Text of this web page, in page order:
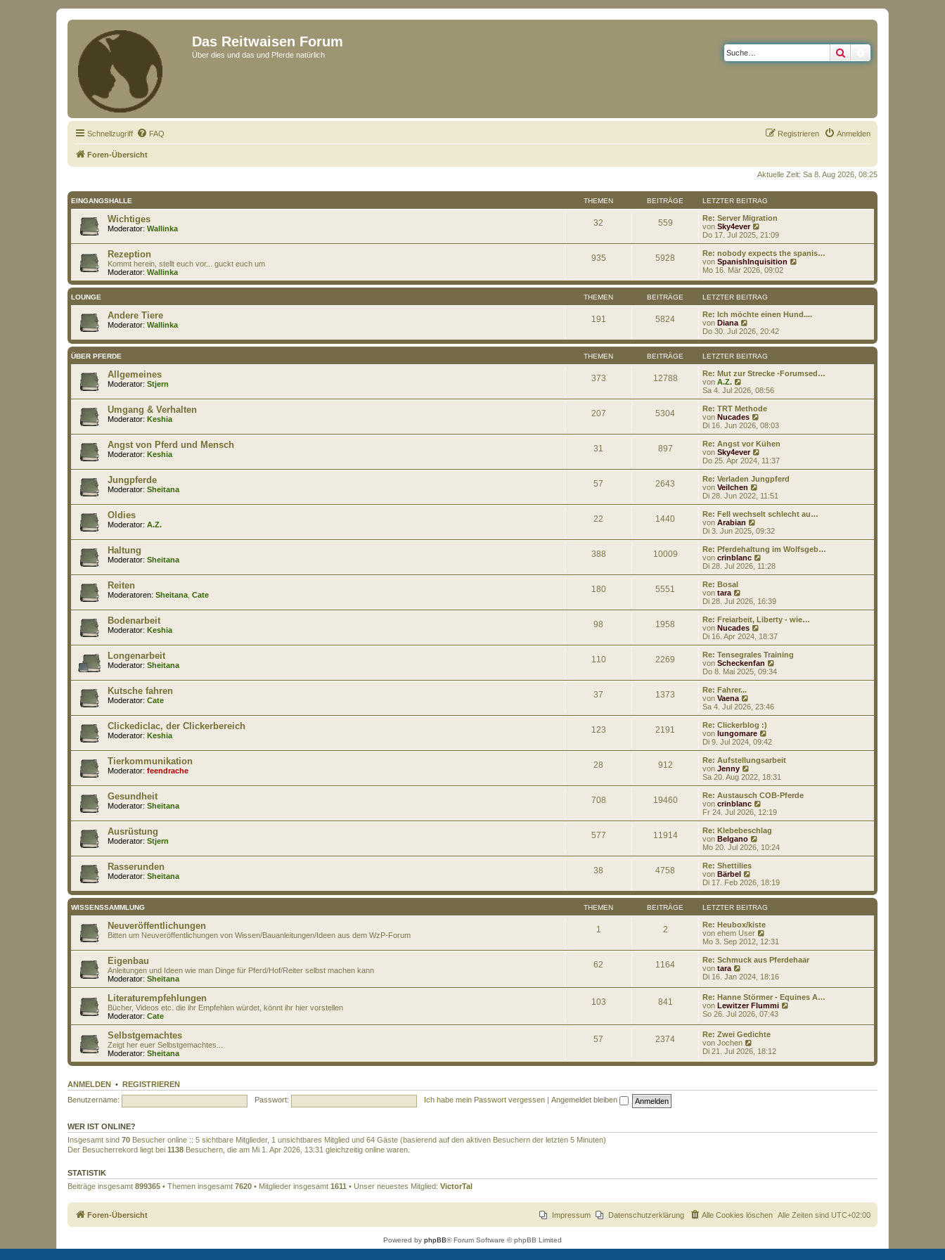
Das Reitwaisen Forum
Über dies und das und Pferde natürlich
Schnellzugriff FAQ Anmelden
Registrieren
Foren-Übersicht
Aktuelle Zeit: Sa 8. Aug 2026, 08:25
EINGANGSHALLE THEMEN BEITRÄGE LETZTER BEITRAG
Wichtiges
Moderator: Wallinka
32 559
Re: Server Migration
von Sky4ever
e
u
e
s
e
r
B
e
t
r
a
g
Do 17. Jul 2025, 21:09
Rezeption
Kommt herein, stellt euch vor... guckt euch um
Moderator: Wallinka
935 5928
Re: nobody expects the spanis…
von SpanishInquisition
e
e
r
i
a
g
Mo 16. Mär 2026, 09:02
LOUNGE THEMEN BEITRÄGE LETZTER BEITRAG
Andere Tiere
Moderator: Wallinka
191 5824
Re: Ich möchte einen Hund....
von Diana
e
u
e
s
t
e
B
e
i
t
r
Do 30. Jul 2026, 20:42
ÜBER PFERDE THEMEN BEITRÄGE LETZTER BEITRAG
Allgemeines
Moderator: Stjern
373 12788
Re: Mut zur Strecke -Forumsed…
von A.Z.
e
u
e
s
t
B
e
i
r
a
g
Sa 4. Jul 2026, 08:56
Umgang & Verhalten
Moderator: Keshia
207 5304
Re: TRT Methode
von Nucades
e
u
e
B
e
i
r
g
Di 16. Jun 2026, 08:03
Angst von Pferd und Mensch
Moderator: Keshia
31 897
Re: Angst vor Kühen
von Sky4ever
e
u
e
t
r
B
e
i
r
a
g
Do 25. Apr 2024, 11:37
Jungpferde
Moderator: Sheitana
57 2643
Re: Verladen Jungpferd
von Veilchen
e
u
e
t
B
e
i
g
Di 28. Jun 2022, 11:51
Oldies
Moderator: A.Z.
22 1440
Re: Fell wechselt schlecht au…
von Arabian
e
u
e
s
t
e
r
a
g
Di 3. Jun 2025, 09:32
Haltung
Moderator: Sheitana
388 10009
Re: Pferdehaltung im Wolfsgeb…
von crinblanc
e
u
t
r
B
e
i
a
g
Di 28. Jul 2026, 11:28
Reiten
Moderatoren: Sheitana Cate
180 5551
Re: Bosal
von tara
e
u
e
s
t
B
e
i
r
a
g
Di 28. Jul 2026, 16:39
Bodenarbeit
Moderator: Keshia
98 1958
Re: Freiarbeit, Liberty - wie…
von Nucades
e
u
e
s
t
e
i
r
a
g
Di 16. Apr 2024, 18:37
Longenarbeit
Moderator: Sheitana
110 2269
Re: Tensegrales Training
von Scheckenfan
e
u
r
g
Do 8. Mai 2025, 09:34
Kutsche fahren
Moderator: Cate
37 1373
Re: Fahrer...
von Vaena
e
u
e
s
e
B
e
i
r
a
g
Sa 4. Jul 2026, 23:46
Clickediclac, der Clickerbereich
Moderator: Keshia
123 2191
Re: Clickerblog :)
von lungomare
e
u
e
t
r
B
e
i
r
g
Di 9. Jul 2024, 09:42
Tierkommunikation
Moderator: feendrache
28 912
Re: Aufstellungsarbeit
von Jenny
e
u
e
s
t
B
e
i
r
a
g
Sa 20. Aug 2022, 18:31
Gesundheit
Moderator: Sheitana
708 19460
Re: Austausch COB-Pferde
von crinblanc
e
u
e
t
e
i
t
r
a
Fr 24. Jul 2026, 12:19
Ausrüstung
Moderator: Stjern
577 11914
Re: Klebebeschlag
von Belgano
e
u
r
B
e
i
t
r
Mo 20. Jul 2026, 10:24
Rasserunden
Moderator: Sheitana
38 4758
Re: Shettilies
von Bärbel
e
u
e
s
t
e
r
B
e
i
r
g
Di 17. Feb 2026, 18:19
WISSENSSAMMLUNG THEMEN BEITRÄGE LETZTER BEITRAG
Neuveröffentlichungen
Bitten um Neuveröffentlichungen von Wissen/Bauanleitungen/Ideen aus dem WzP-Forum
1 2
Re: Heubox/kiste
von ehem User
e
u
e
t
r
B
e
i
t
r
g
Mo 3. Sep 2012, 12:31
Eigenbau
Anleitungen und Ideen wie man Dinge für Pferd/Hof/Reiter selbst machen kann
Moderator: Sheitana
62 1164
Re: Schmuck aus Pferdehaar
von tara
e
e
s
t
e
r
B
e
i
t
r
Di 16. Jan 2024, 18:16
Literaturempfehlungen
Bücher, Videos etc. die ihr Empfehlen würdet, könnt ihr hier vorstellen
Moderator: Cate
103 841
Re: Hanne Störmer - Equines A…
von Lewitzer Flummi
r
i
So 26. Jul 2026, 07:43
Selbstgemachtes
Zeigt her euer Selbstgemachtes...
Moderator: Sheitana
57 2374
Re: Zwei Gedichte
von Jochen
e
e
e
t
Di 21. Jul 2026, 18:12
ANMELDEN • REGISTRIEREN
Benutzername:
Passwort: Ich habe mein Passwort vergessen Angemeldet bleiben
WER IST ONLINE?
Insgesamt sind 70 Besucher online :: 5 sichtbare Mitglieder, 1 unsichtbares Mitglied und 64 Gäste (basierend auf den aktiven Besuchern der letzten 5 Minuten)
Der Besucherrekord liegt bei 1138 Besuchern, die am Mi 1. Apr 2026, 13:31 gleichzeitig online waren.
STATISTIK
Beiträge insgesamt 899365 • Themen insgesamt 7620 • Mitglieder insgesamt 1611 • Unser neuestes Mitglied: VictorTal
Foren-Übersicht Alle Zeiten sind UTC+02:00
Alle Cookies löschen
Datenschutzerklärung
Impressum
Powered by phpBB® Forum Software © phpBB Limited